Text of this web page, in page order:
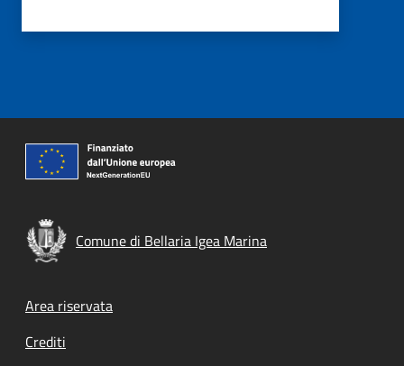
Comune di Bellaria Igea Marina
Footer menu
Area riservata
Crediti